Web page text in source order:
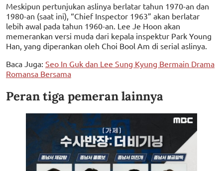
Meskipun pertunjukan aslinya berlatar tahun 1970-an dan
1980-an (saat ini), “Chief Inspector 1963” akan berlatar
lebih awal pada tahun 1960-an. Lee Je Hoon akan
memerankan versi muda dari kepala inspektur Park Young
Han, yang diperankan oleh Choi Bool Am di serial aslinya.
Baca Juga: Seo In Guk dan Lee Sung Kyung Bermain Drama
Romansa Bersama
Peran tiga pemeran lainnya